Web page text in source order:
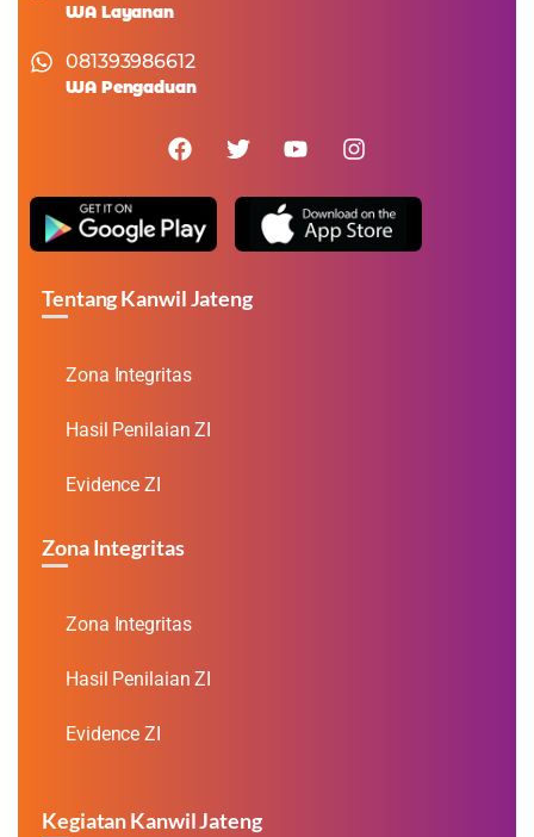
WA Layanan
081393986612
WA Pengaduan
Tentang Kanwil Jateng
Zona Integritas
Hasil Penilaian ZI
Evidence ZI
Zona Integritas
Zona Integritas
Hasil Penilaian ZI
Evidence ZI
Kegiatan Kanwil Jateng